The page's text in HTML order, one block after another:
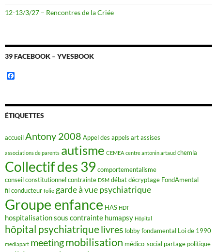
12-13/3/27 – Rencontres de la Criée
39 FACEBOOK – YVESBOOK
b
o
o
ÉTIQUETTES
accueilAntony 2008 Appel des appels artassises
associations de parents autisme CEMEA centre antonin artaud chemla
Collectif des 39 comportementalisme
conseil constitutionnelcontrainte DSM débatdécryptage FondAmental
fil conducteur folie garde à vue psychiatrique
Groupe enfance HAS HDT
hospitalisation sous contrainte humapsy Hôpital
hôpital psychiatriquelivres lobby fondamental Loi de 1990
mediapart meetingmobilisation médico-social partage politique